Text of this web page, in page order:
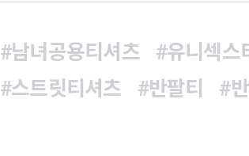
#남녀공용티셔츠 #유니섹스
#스트릿티셔츠
#반팔티 #